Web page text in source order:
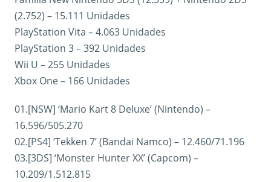
(2.752) – 15.111 Unidades
PlayStation Vita – 4.063 Unidades
PlayStation 3 – 392 Unidades
Wii U – 255 Unidades
Xbox One – 166 Unidades
01.[NSW] ‘Mario Kart 8 Deluxe’ (Nintendo) –
16.596/505.270
02.[PS4] ‘Tekken 7’ (Bandai Namco) – 12.460/71.196
03.[3DS] ‘Monster Hunter XX’ (Capcom) –
10.209/1.512.815